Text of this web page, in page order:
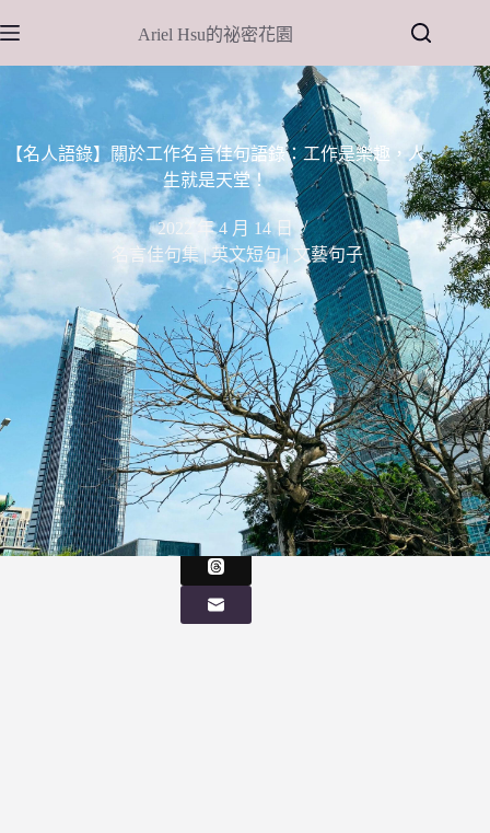
至
主
Ariel Hsu的祕密花園
【名人語錄】關於工作名言佳句語錄：工作是樂趣，人
生就是天堂！
2022 年 4 月 14 日
名言佳句集 | 英文短句 | 文藝句子